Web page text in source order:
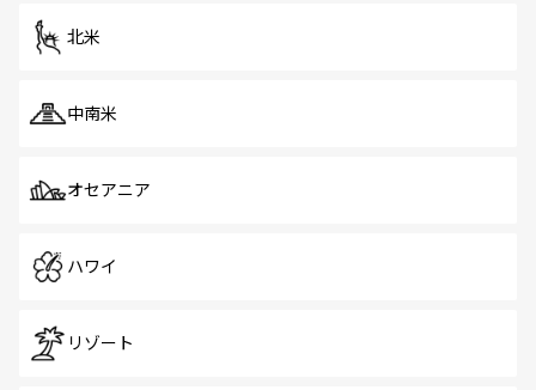
北米
中南米
オセアニア
ハワイ
リゾート